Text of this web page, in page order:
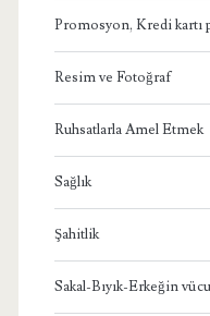
Promosyon, Kredi kartı
Resim ve Fotoğraf
Ruhsatlarla Amel Etmek
Sağlık
Şahitlik
Sakal-Bıyık-Erkeğin